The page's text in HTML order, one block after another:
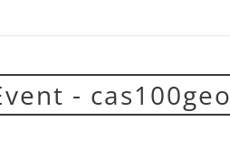
- cas100geo